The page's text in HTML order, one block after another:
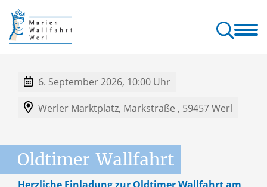
Wallfahrt
6. September 2026, 10:00 Uhr
Werler Marktplatz, Markstraße , 59457Werl
Oldtimer Wallfahrt